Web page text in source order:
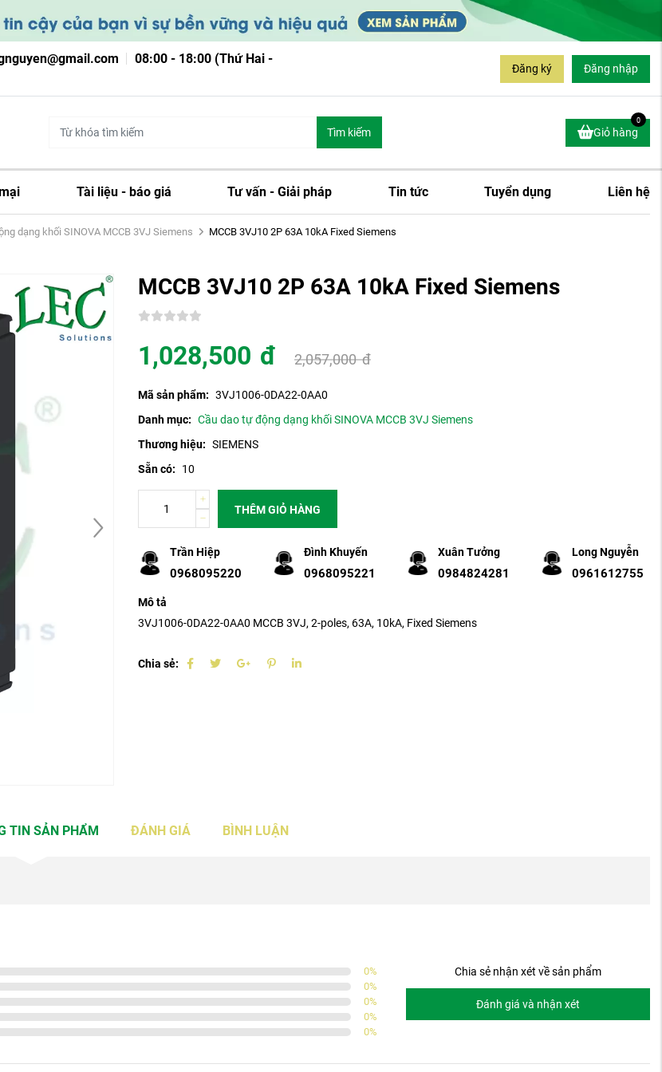
08:00 - 18:00 (Thứ Hai -
Đăng ký Đăng nhập
Tìm kiếm Giỏ hàng
0
Tài liệu - báo giá Tư vấn - Giải pháp Tin tức Tuyển dụng Liên hệ
dạng khối SINOVA MCCB 3VJ Siemens MCCB 3VJ10 2P 63A 10kA Fixed Siemens
MCCB 3VJ10 2P 63A 10kA Fixed Siemens
1,028,500 đ 2,057,000đ
Mã sản phẩm: 3VJ1006-0DA22-0AA0
Danh mục: Cầu dao tự động dạng khối SINOVA MCCB 3VJ Siemens
Thương hiệu: SIEMENS
Sẵn có:
10
THÊM GIỎ HÀNG
Trần Hiệp
0968095220
Đình Khuyến
0968095221
Xuân Tưởng
0984824281
Long Nguyễn
0961612755
Mô tả
3VJ1006-0DA22-0AA0 MCCB 3VJ, 2-poles, 63A, 10kA, Fixed Siemens
Chia sẻ:
TIN SẢN PHẨM ĐÁNH GIÁ BÌNH LUẬN
0%
0%
0%
0%
0%
Chia sẻ nhận xét về sản phẩm
Đánh giá và nhận xét